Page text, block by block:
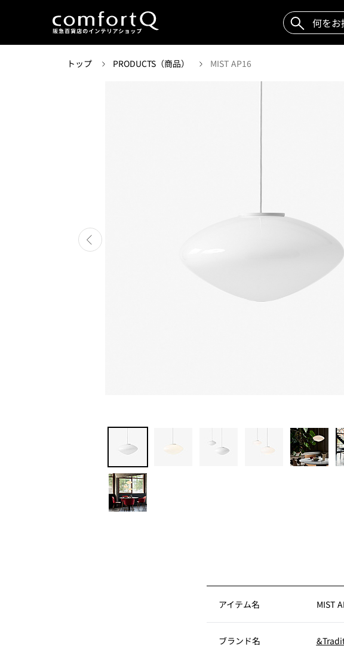
トップ PRODUCTS（商品） MIST AP16
アイテム名 MIST
ブランド名